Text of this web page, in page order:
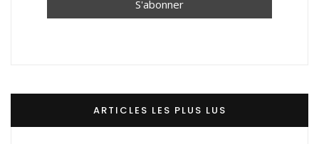
ARTICLES LES PLUS LUS